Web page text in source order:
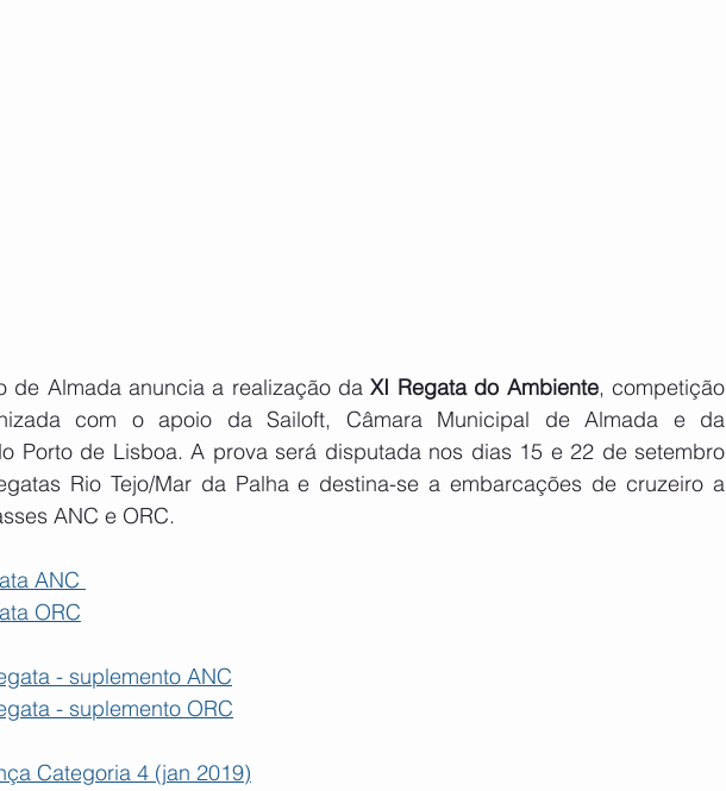
de Almada anuncia a realização da XI Regata do Ambiente, competição
com o apoio da Sailoft, Câmara Municipal de Almada e da
Porto de Lisboa. A prova será disputada nos dias 15 e 22 de setembro
Rio Tejo/Mar da Palha e destina-se a embarcações de cruzeiro a
ANC e ORC.
ANC
ORC
- suplemento ANC
- suplemento ORC
Categoria 4 (jan 2019)